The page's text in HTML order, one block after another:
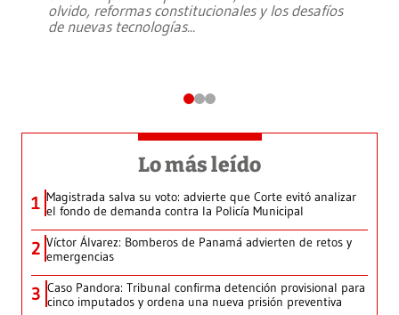
olvido, reformas constitucionales y los desafíos
de nuevas tecnologías...
Lo más leído
1 Magistrada salva su voto: advierte que Corte evitó analizar
el fondo de demanda contra la Policía Municipal
2 Víctor Álvarez: Bomberos de Panamá advierten de retos y
emergencias
3 Caso Pandora: Tribunal confirma detención provisional para
cinco imputados y ordena una nueva prisión preventiva